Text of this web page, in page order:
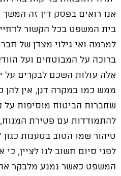
אנו רואים בפסק דין זה
בית המשפט בכל הקשור
למרמה ואי גילוי מצדן של
ברוכה על המבוטחים ועל
אלה עולות השכם לבקרים על
ממש כמו במקרה דנן, אין להן
שחברות הביטוח מוסיפות
להתמודדות עם פטירת
טיהור שמו הטוב בטענות
לפני סיום חשוב לנו לציין,
המשפט כאשר נמנע מלבקר